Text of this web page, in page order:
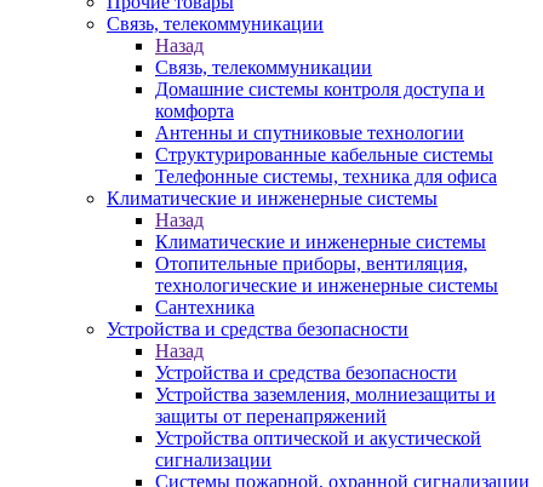
Связь, телекоммуникации
Назад
Связь, телекоммуникации
Домашние системы контроля доступа и
комфорта
Антенны и спутниковые технологии
Структурированные кабельные системы
Телефонные системы, техника для офиса
Климатические и инженерные системы
Назад
Климатические и инженерные системы
Отопительные приборы, вентиляция,
технологические и инженерные системы
Сантехника
Устройства и средства безопасности
Назад
Устройства и средства безопасности
Устройства заземления, молниезащиты и
защиты от перенапряжений
Устройства оптической и акустической
сигнализации
Системы пожарной, охранной сигнализации